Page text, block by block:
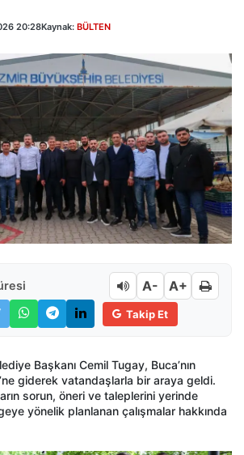
20:28Kaynak: BÜLTEN
A- A+
Takip Et
Başkanı Cemil Tugay, Buca’nın
giderek vatandaşlarla bir araya geldi.
sorun, öneri ve taleplerini yerinde
yönelik planlanan çalışmalar hakkında